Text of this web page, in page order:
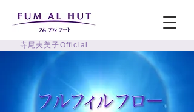
寺尾夫美子Official